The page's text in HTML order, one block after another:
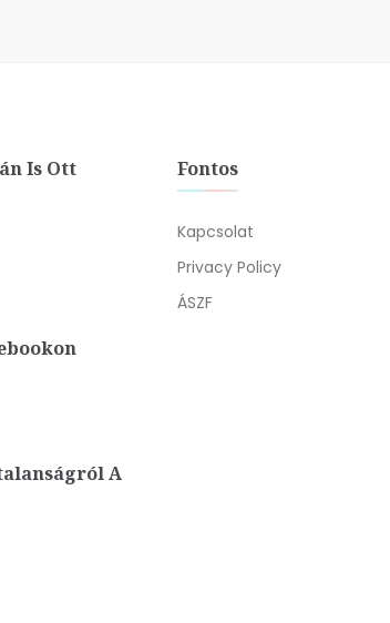
Is Ott
A
Fontos
Kapcsolat
Privacy Policy
ÁSZF